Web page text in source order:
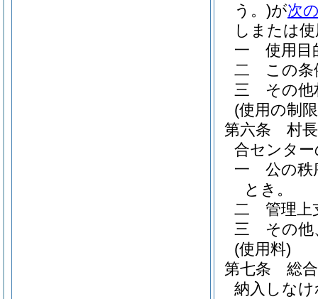
う。)が次
しまたは
一
使用目
二
この
三
その
(使用の制
第六条
村
合センタ
一
公の秩
とき。
二
管理上
三
その
(使用料)
第七条
総
納入しな